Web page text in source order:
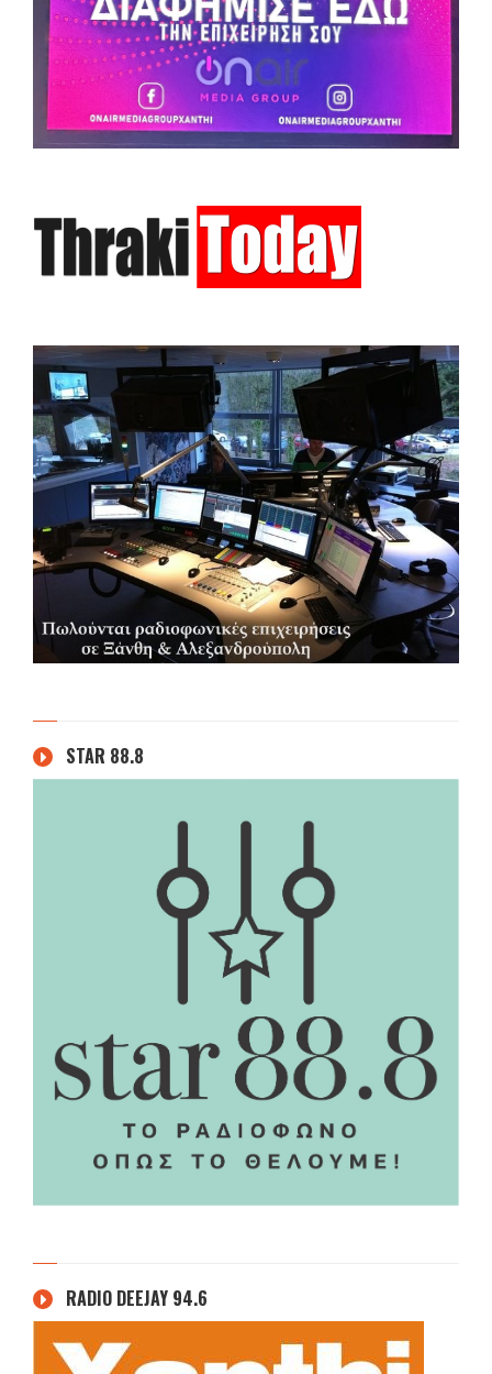
STAR 88.8
RADIO DEEJAY 94.6